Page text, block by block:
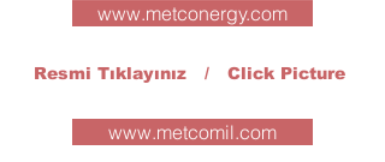
Resmi Tıklayınız / Click Picture
www.metconergy.com
www.metcomil.com